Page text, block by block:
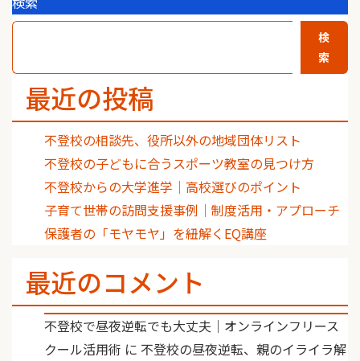
検
索
最近の投稿
不登校の相談先、役所以外の地域団体リスト
不登校の子どもに合うスポーツ教室の見つけ方
不登校からの大学進学｜高校選びのポイント
子育て世帯の訪問支援事例｜制度活用・アプローチ
保護者の「モヤモヤ」を紐解くEQ講座
最近のコメント
不登校で昼夜逆転でも大丈夫｜オンラインフリース
クール活用術 に 不登校の昼夜逆転、親のイライラ解